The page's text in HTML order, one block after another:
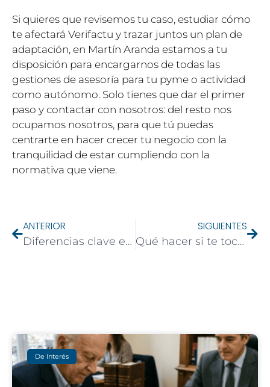
Si quieres que revisemos tu caso, estudiar cómo
te afectará Verifactu y trazar juntos un plan de
adaptación, en Martín Aranda estamos a tu
disposición para encargarnos de todas las
gestiones de asesoría para tu pyme o actividad
como autónomo. Solo tienes que dar el primer
paso y contactar con nosotros: del resto nos
ocupamos nosotros, para que tú puedas
centrarte en hacer crecer tu negocio con la
tranquilidad de estar cumpliendo con la
normativa que viene.
ANTERIOR
Diferencias clave entre Autónomo y Sociedad Limitada en Madrid: Costes, Riesgos e Impuestos para Pymes
SIGUIENTES
Qué hacer si te toca la Lotería de Navidad: impuestos, premios compartidos y cómo actuar
De Interés